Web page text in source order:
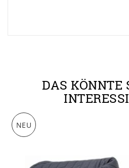
DAS KÖNNTE
NEU